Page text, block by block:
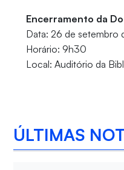
Encerramento da
Data: 26 de setembro
Horário: 9h30
Local: Auditório da
ÚLTIMAS